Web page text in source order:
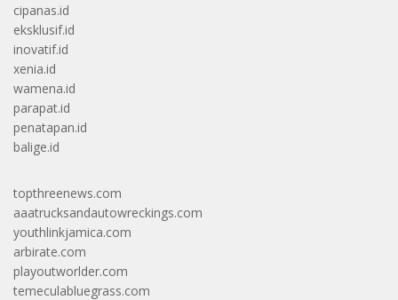
cipanas.id
eksklusif.id
inovatif.id
xenia.id
wamena.id
parapat.id
penatapan.id
balige.id
topthreenews.com
aaatrucksandautowreckings.com
youthlinkjamica.com
arbirate.com
playoutworlder.com
temeculabluegrass.com